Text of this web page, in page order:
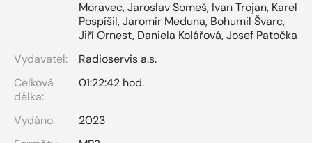
Moravec,Jaroslav Someš, Ivan Trojan, Karel
Pospíšil,Jaromír Meduna, Bohumil Švarc,
Jiří Ornest, Daniela Kolářová,Josef Patočka
Vydavatel:
Radioservis a.s.
Celková
délka:
01:22:42 hod.
Vydáno:
2023